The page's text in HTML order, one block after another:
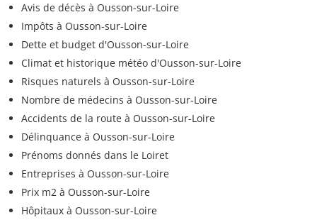
Avis de décès à Ousson-sur-Loire
Impôts à Ousson-sur-Loire
Dette et budget d'Ousson-sur-Loire
Climat et historique météo d'Ousson-sur-Loire
Risques naturels à Ousson-sur-Loire
Nombre de médecins à Ousson-sur-Loire
Accidents de la route à Ousson-sur-Loire
Délinquance à Ousson-sur-Loire
Prénoms donnés dans le Loiret
Entreprises à Ousson-sur-Loire
Prix m2 à Ousson-sur-Loire
Hôpitaux à Ousson-sur-Loire